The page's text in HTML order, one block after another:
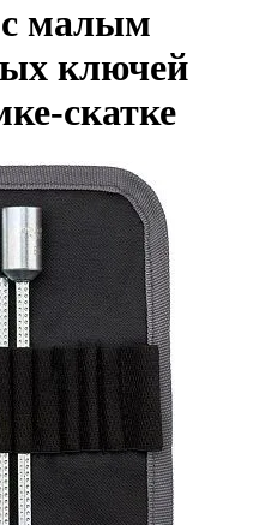
малым
ключей
скатке